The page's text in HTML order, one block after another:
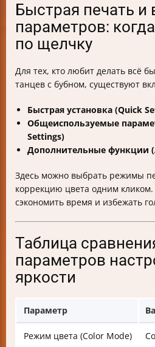
Быстрая печать и
параметров:
по щелчку
Для тех, кто любит делать всё
танцев с бубном, существуют
Быстрая установка (Quick
Общеиспользуемые
Settings)
Дополнительные функции
Здесь можно выбрать режимы
коррекцию цвета одним
сэкономить время и избежать
Таблица
параметров
яркости
Параметр
Режим цвета (Color Mode)